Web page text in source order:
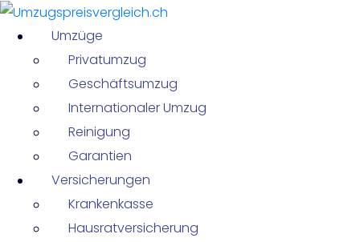
Umzüge
Privatumzug
Geschäftsumzug
Internationaler Umzug
Reinigung
Garantien
Versicherungen
Krankenkasse
Hausratversicherung